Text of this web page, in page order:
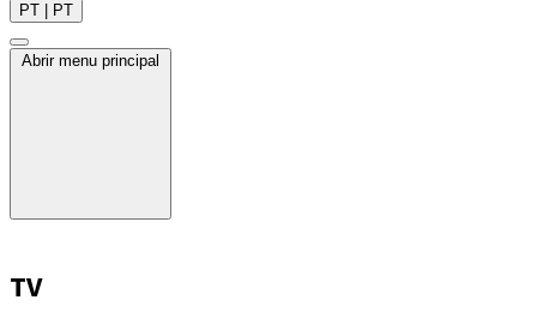
PT | PT
Abrir menu principal
TV